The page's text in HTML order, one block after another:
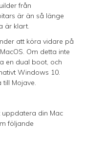
från
är än så länge
är klart.
att köra vidare på
Om detta inte
en dual boot, och
Windows 10.
Mojave.
uppdatera din Mac
följande